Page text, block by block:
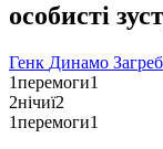
особисті
Генк Динамо Загреб
1перемоги1
2нічиї2
1перемоги1